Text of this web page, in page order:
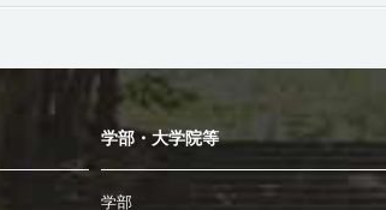
学部・大学院等
学部